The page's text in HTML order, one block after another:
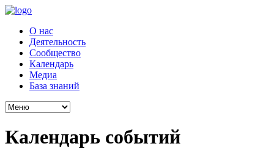
О нас
Деятельность
Сообщество
Календарь
Медиа
База знаний
Календарь событий